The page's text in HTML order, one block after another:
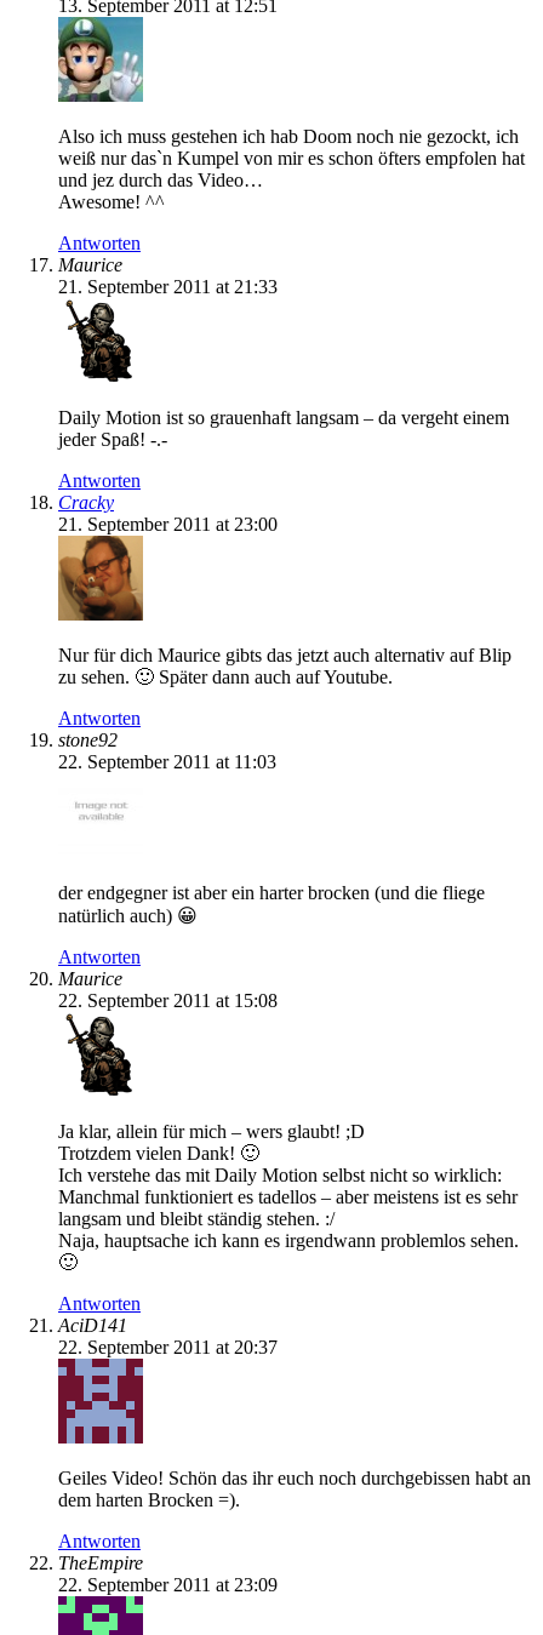
13. September 2011 at 12:51
Also ich muss gestehen ich hab Doom noch nie gezockt, ich
weiß nur das`n Kumpel von mir es schon öfters empfolen hat
und jez durch das Video…
Awesome! ^^
Antworten
Maurice
21. September 2011 at 21:33
Daily Motion ist so grauenhaft langsam – da vergeht einem
jeder Spaß! -.-
Antworten
Cracky
21. September 2011 at 23:00
Nur für dich Maurice gibts das jetzt auch alternativ auf Blip
zu sehen. 🙂 Später dann auch auf Youtube.
Antworten
stone92
22. September 2011 at 11:03
der endgegner ist aber ein harter brocken (und die fliege
natürlich auch) 😀
Antworten
Maurice
22. September 2011 at 15:08
Ja klar, allein für mich – wers glaubt! ;D
Trotzdem vielen Dank! 🙂
Ich verstehe das mit Daily Motion selbst nicht so wirklich:
Manchmal funktioniert es tadellos – aber meistens ist es sehr
langsam und bleibt ständig stehen. :/
Naja, hauptsache ich kann es irgendwann problemlos sehen.
🙂
Antworten
AciD141
22. September 2011 at 20:37
Geiles Video! Schön das ihr euch noch durchgebissen habt an
dem harten Brocken =).
Antworten
TheEmpire
22. September 2011 at 23:09